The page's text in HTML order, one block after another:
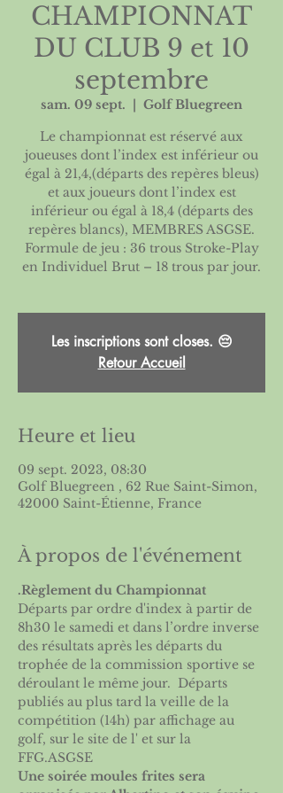
CHAMPIONNAT
DU CLUB 9 et 10
septembre
sam. 09 sept.
Golf Bluegreen
Le championnat est réservé aux
joueuses dont l’index est inférieur ou
égal à 21,4,(départs des repères bleus)
et aux joueurs dont l’index est
inférieur ou égal à 18,4 (départs des
repères blancs), MEMBRES ASGSE.
Formule de jeu : 36 trous Stroke-Play
en Individuel Brut – 18 trous par jour.
Les inscriptions sont closes. 😔
Retour Accueil
Heure et lieu
09 sept. 2023, 08:30
Golf Bluegreen , 62 Rue Saint-Simon,
42000 Saint-Étienne, France
À propos de l'événement
.Règlement du Championnat
Départs par ordre d'index à partir de
8h30 le samedi et dans l’ordre inverse
des résultats après les départs du
trophée de la commission sportive se
déroulant le même jour.  Départs
publiés au plus tard la veille de la
compétition (14h) par affichage au
golf, sur le site de l' et sur la
FFG.ASGSE
Une soirée moules frites sera